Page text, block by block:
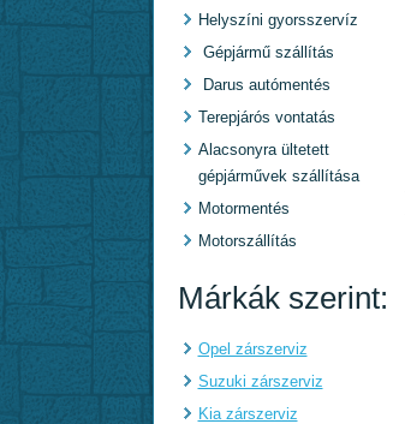
Helyszíni gyorsszervíz
Gépjármű szállítás
Darus autómentés
Terepjárós vontatás
Alacsonyra ültetett
gépjárművek szállítása
Motormentés
Motorszállítás
Márkák szerint:
Opel zárszerviz
Suzuki zárszerviz
Kia zárszerviz